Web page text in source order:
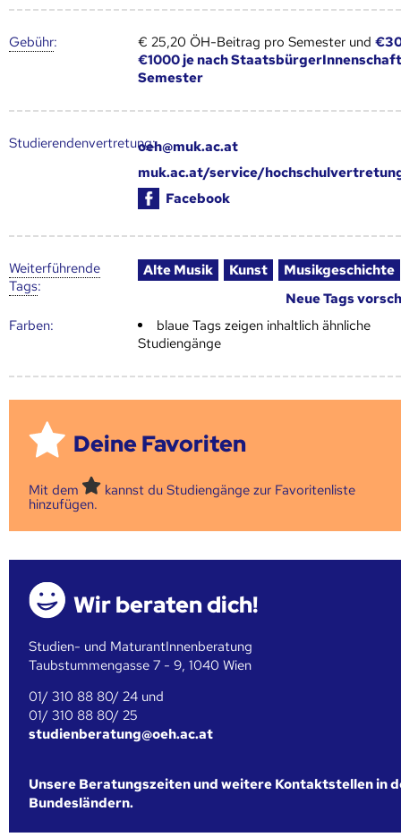
Gebühr: € 25,20 ÖH-Beitrag pro Semester und
€1000 je nach
Semester
Studierendenvertretung:oeh@muk.ac.at
muk.ac.at/service/
Facebook
Weiter­führende
Tags:
Alte Musik Kunst
Musikgeschichte
Neue Tags
Farben:
blaue Tags zeigen inhaltlich ähnliche
Studiengänge
Deine Favoriten
Mit dem
kannst du Studiengänge zur Favoritenliste
hinzufügen.
Wir beraten dich!
Studien- und MaturantInnenberatung
Taubstummengasse 7 - 9, 1040 Wien
01/ 310 88 80/ 24 und
01/ 310 88 80/ 25
studienberatung@oeh.ac.at
Unsere Beratungszeiten und weitere Kontaktstellen in
Bundesländern.